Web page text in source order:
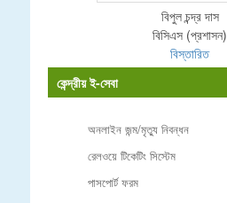
বিপুল চন্দ্র দাস
বিসিএস (প্রশাসন)
বিস্তারিত
কেন্দ্রীয় ই-সেবা
অনলাইন জন্ম/মৃত্যু নিবন্ধন
রেলওয়ে টিকেটিং সিস্টেম
পাসপোর্ট ফরম